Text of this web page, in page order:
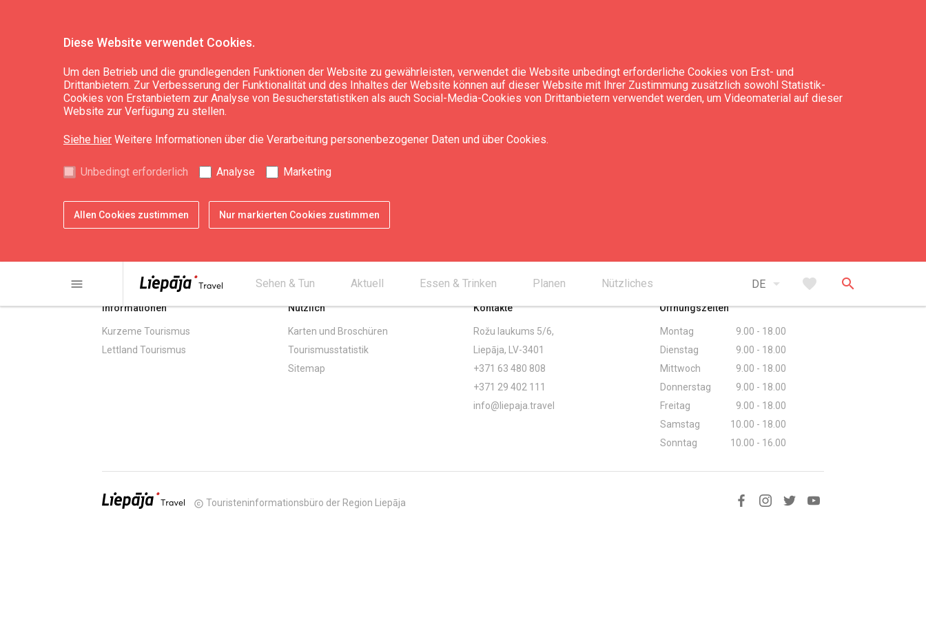
Diese Website verwendet Cookies.
Um den Betrieb und die grundlegenden Funktionen der Website zu gewährleisten, verwendet die Website unbedingt erforderliche Cookies von Erst- und
Drittanbietern. Zur Verbesserung der Funktionalität und des Inhaltes der Website können auf dieser Website mit Ihrer Zustimmung zusätzlich sowohl Statistik-
Cookies von Erstanbietern zur Analyse von Besucherstatistiken als auch Social-Media-Cookies von Drittanbietern verwendet werden, um Videomaterial auf dieser
Website zur Verfügung zu stellen.
Siehe hier Weitere Informationen über die Verarbeitung personenbezogener Daten und über Cookies.
Unbedingt erforderlich Analyse Marketing
Allen Cookies zustimmen Nur markierten Cookies zustimmen
menu Sehen & Tun Aktuell Essen & Trinken Planen Nützliches DE arrow_drop_down favorite search
WC
Informationen
Kurzeme Tourismus
Lettland Tourismus
Nützlich
Karten und Broschüren
Tourismusstatistik
Sitemap
Kontakte
Rožu laukums 5/6,
Liepāja, LV-3401
+371 63 480 808
+371 29 402 111
info@liepaja.travel
Öffnungszeiten
Montag
9.00 - 18.00
Dienstag
9.00 - 18.00
Mittwoch
9.00 - 18.00
Donnerstag
9.00 - 18.00
Freitag
9.00 - 18.00
Samstag
10.00 - 18.00
Sonntag
10.00 - 16.00
copyright Touristeninformationsbüro der Region Liepāja